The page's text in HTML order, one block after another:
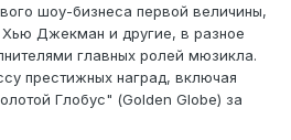
шоу-бизнеса первой величины,
Хью Джекман и другие, в разное
главных ролей мюзикла.
престижных наград, включая
Глобус" (Golden Globe) за